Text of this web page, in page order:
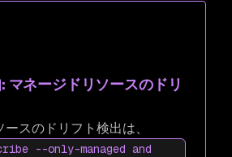
マネージドリソースのドリ
スのドリフト検出は、
--only-managed and